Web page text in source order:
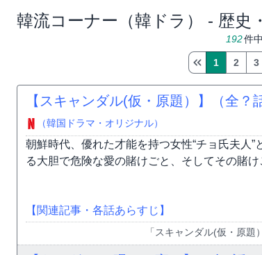
韓流コーナー（韓ドラ） - 歴史
192件中
1 2 3
【スキャンダル(仮・原題）】（全？
（韓国ドラマ・オリジナル）
朝鮮時代、優れた才能を持つ女性“チョ氏夫人
る大胆で危険な愛の賭けごと、そしてその賭
【関連記事・各話あらすじ】
「スキャンダル(仮・原